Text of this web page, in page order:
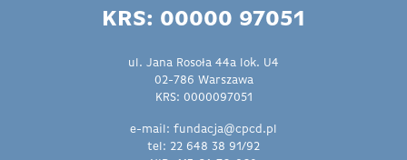
KRS: 00000 97051
ul. Jana Rosoła 44a lok. U4
02-786 Warszawa
KRS: 0000097051
e-mail: fundacja@cpcd.pl
tel: 22 648 38 91/92